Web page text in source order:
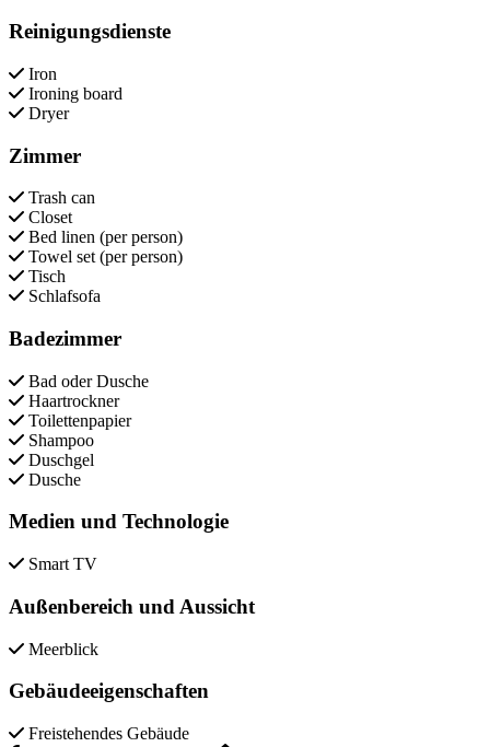
Reinigungsdienste
Iron
Ironing board
Dryer
Zimmer
Trash can
Closet
Bed linen (per person)
Towel set (per person)
Tisch
Schlafsofa
Badezimmer
Bad oder Dusche
Haartrockner
Toilettenpapier
Shampoo
Duschgel
Dusche
Medien und Technologie
Smart TV
Außenbereich und Aussicht
Meerblick
Gebäudeeigenschaften
Freistehendes Gebäude